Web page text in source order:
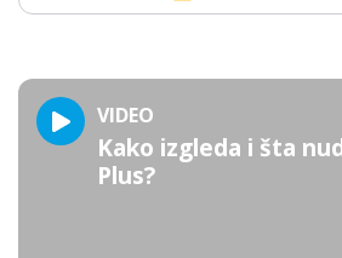
VIDEO
Kako izgleda i šta
Plus?